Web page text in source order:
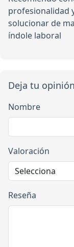
profesionalidad
solucionar de
índole laboral
Deja tu
Nombre
Valoración
Reseña